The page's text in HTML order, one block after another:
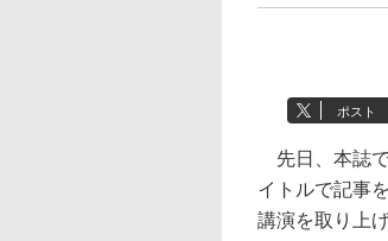
ポスト
先日、本誌
イトルで記事
講演を取り上